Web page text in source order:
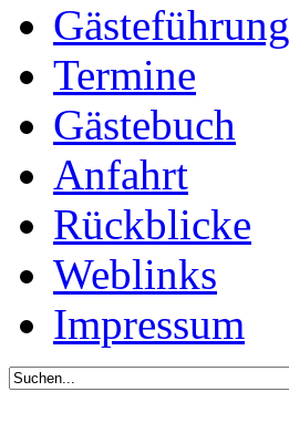
Gästeführung
Termine
Gästebuch
Anfahrt
Rückblicke
Weblinks
Impressum